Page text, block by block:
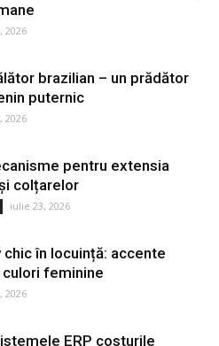
2026
brazilian – un prădător
puternic
2026
pentru extensia
colțarelor
iulie 23, 2026
în locuință: accente
feminine
2026
ERP costurile